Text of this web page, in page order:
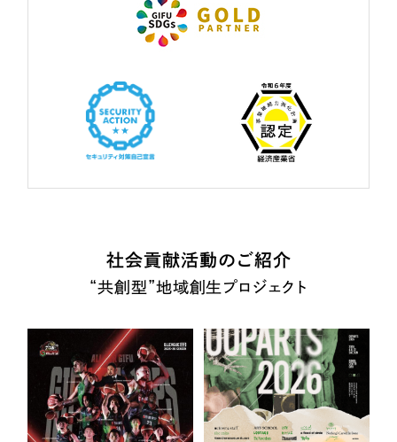
社会貢献活動のご紹介
“共創型”地域創生プロジェクト